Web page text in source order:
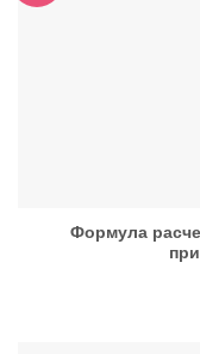
Формула